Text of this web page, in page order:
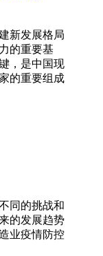
新发展格局
的重要基
，是中国现
的重要组成
同的挑战和
的发展趋势
业疫情防控